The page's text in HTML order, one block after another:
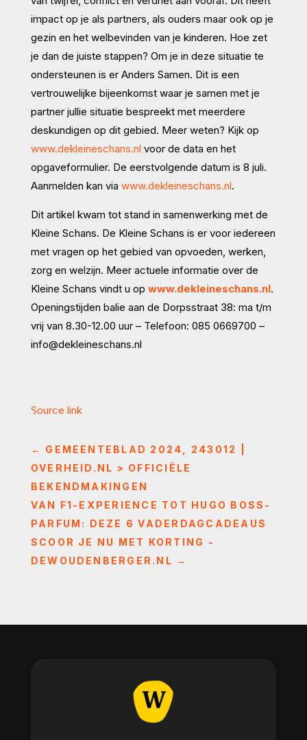
impact op je als partners, als ouders maar ook op je
gezin en het welbevinden van je kinderen. Hoe zet
je dan de juiste stappen? Om je in deze situatie te
ondersteunen is er Anders Samen. Dit is een
vertrouwelijke bijeenkomst waar je samen met je
partner jullie situatie bespreekt met meerdere
deskundigen op dit gebied. Meer weten? Kijk op
www.dekleineschans.nl voor de data en het
opgaveformulier. De eerstvolgende datum is 8 juli.
Aanmelden kan via www.dekleineschans.nl.
Dit artikel kwam tot stand in samenwerking met de
Kleine Schans. De Kleine Schans is er voor iedereen
met vragen op het gebied van opvoeden, werken,
zorg en welzijn. Meer actuele informatie over de
Kleine Schans vindt u op www.dekleineschans.nl.
Openingstijden balie aan de Dorpsstraat 38: ma t/m
vrij van 8.30-12.00 uur – Telefoon: 085 0669700 –
info@dekleineschans.nl
Source link
← GEMEENTEBLAD 2024, 243012 |
OVERHEID.NL > OFFICIËLE
BEKENDMAKINGEN
VAN F1-EXPERIENCE TOT HUGO BOSS-
PARFUM: DEZE 6 VADERDAGCADEAUS
SCOOR JE NU MET KORTING -
DEWOUDENBERGER.NL →